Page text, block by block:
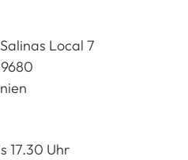
Local 7
17.30 Uhr